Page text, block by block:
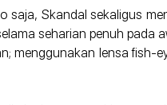
saja, Skandal sekaligus
seharian penuh
menggunakan lensa fish-